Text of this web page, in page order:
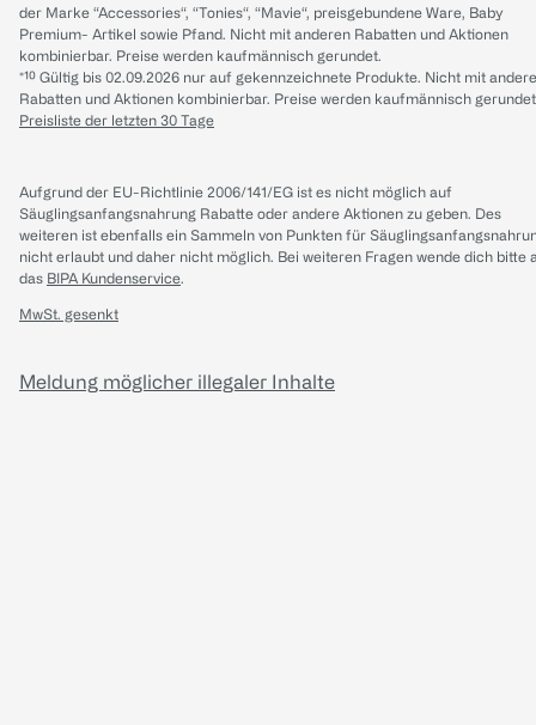
der Marke “Accessories“, “Tonies“, “Mavie“, preisgebundene Ware, Baby
Premium- Artikel sowie Pfand. Nicht mit anderen Rabatten und Aktionen
kombinierbar. Preise werden kaufmännisch gerundet.
*¹⁰ Gültig bis 02.09.2026 nur auf gekennzeichnete Produkte. Nicht mit
Rabatten und Aktionen kombinierbar. Preise werden kaufmännisch
Preisliste der letzten 30 Tage
Aufgrund der EU-Richtlinie 2006/141/EG ist es nicht möglich auf
Säuglingsanfangsnahrung Rabatte oder andere Aktionen zu geben. Des
weiteren ist ebenfalls ein Sammeln von Punkten für
nicht erlaubt und daher nicht möglich. Bei weiteren Fragen wende dich bitte
das BIPA Kundenservice.
MwSt. gesenkt
Meldung möglicher illegaler Inhalte